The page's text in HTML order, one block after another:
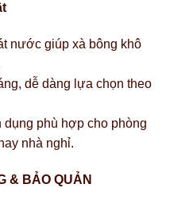
nước giúp xà bông khô
dễ dàng lựa chọn theo
dụng phù hợp cho phòng
nhà nghỉ.
& BẢO QUẢN